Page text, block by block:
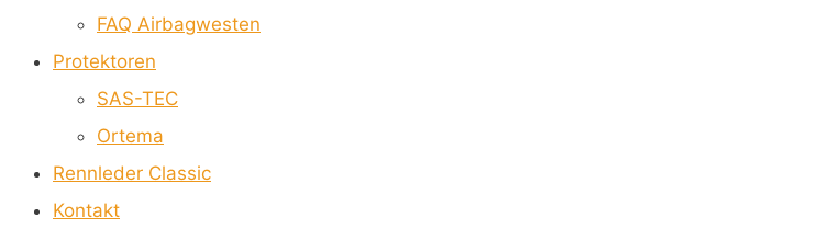
FAQ Airbagwesten
Protektoren
SAS-TEC
Ortema
Rennleder Classic
Kontakt